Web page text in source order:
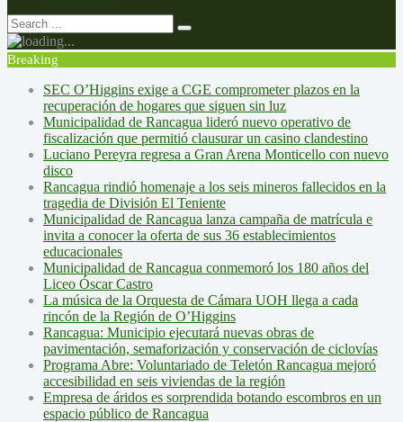
Breaking
SEC O’Higgins exige a CGE comprometer plazos en la
recuperación de hogares que siguen sin luz
Municipalidad de Rancagua lideró nuevo operativo de
fiscalización que permitió clausurar un casino clandestino
Luciano Pereyra regresa a Gran Arena Monticello con nuevo
disco
Rancagua rindió homenaje a los seis mineros fallecidos en la
tragedia de División El Teniente
Municipalidad de Rancagua lanza campaña de matrícula e
invita a conocer la oferta de sus 36 establecimientos
educacionales
Municipalidad de Rancagua conmemoró los 180 años del
Liceo Óscar Castro
La música de la Orquesta de Cámara UOH llega a cada
rincón de la Región de O’Higgins
Rancagua: Municipio ejecutará nuevas obras de
pavimentación, semaforización y conservación de ciclovías
Programa Abre: Voluntariado de Teletón Rancagua mejoró
accesibilidad en seis viviendas de la región
Empresa de áridos es sorprendida botando escombros en un
espacio público de Rancagua